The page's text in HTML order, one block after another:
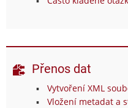
Přenos dat
Vytvoření XML
Vložení metadat a